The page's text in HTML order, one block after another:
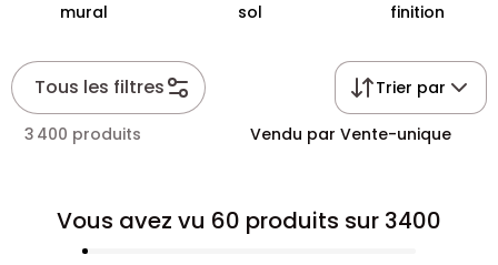
mural
sol
finition
Tous les filtres Trier par
3 400 produits Vendu par Vente-unique
Vous avez vu 60 produits sur 3400